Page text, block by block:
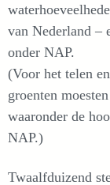
van Nederland –
onder NAP.
(Voor het telen
groenten
waaronder de
NAP.)
Twaalfduizend